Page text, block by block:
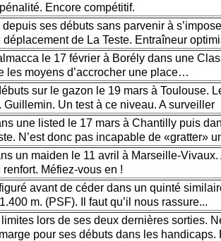
Encore compétitif.
depuis ses débuts sans parvenir à
de La Teste. Entraîneur
le 17 février à Borély dans une
les moyens d’accrocher une place…
sur le gazon le 19 mars à Toulouse.
Guillemin. Un test à ce niveau. A surveiller
une listed le 17 mars à Chantilly puis
N’est donc pas incapable de «gratter»
un maiden le 11 avril à Marseille-
Méfiez-vous en !
avant de céder dans un quinté
m. (PSF). Il faut qu’il nous rassure...
lors de ses deux dernières sorties.
pour ses débuts dans les